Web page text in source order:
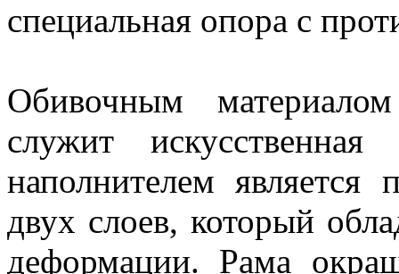
специальная опора с
Обивочным
служит
наполнителем является
двух слоев, который
деформации. Рама